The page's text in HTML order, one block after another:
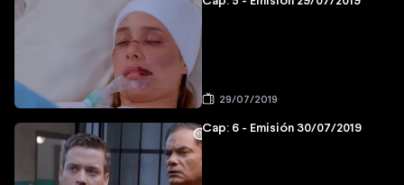
29/07/2019
Cap: 6 - Emisión 30/07/2019